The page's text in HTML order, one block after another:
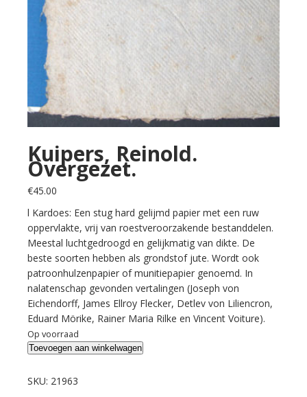
Kuipers, Reinold.
Overgezet.
€45.00
l Kardoes: Een stug hard gelijmd papier met een ruw
oppervlakte, vrij van roestveroorzakende bestanddelen.
Meestal luchtgedroogd en gelijkmatig van dikte. De
beste soorten hebben als grondstof jute. Wordt ook
patroonhulzenpapier of munitiepapier genoemd. In
nalatenschap gevonden vertalingen (Joseph von
Eichendorff, James Ellroy Flecker, Detlev von Liliencron,
Eduard Mörike, Rainer Maria Rilke en Vincent Voiture).
Op voorraad
Kuipers,
Overgezet.
Toevoegen aan winkelwagen
SKU: 21963